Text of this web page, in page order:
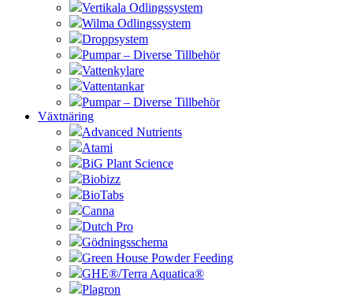
Vertikala Odlingssystem
Wilma Odlingssystem
Droppsystem
Pumpar – Diverse Tillbehör
Vattenkylare
Vattentankar
Pumpar – Diverse Tillbehör
Växtnäring
Advanced Nutrients
Atami
BiG Plant Science
Biobizz
BioTabs
Canna
Dutch Pro
Gödningsschema
Green House Powder Feeding
GHE®/Terra Aquatica®
Plagron